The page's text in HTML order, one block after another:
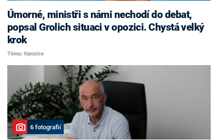
Úmorné, ministři s námi nechodí do debat,
popsal Grolich situaci v opozici. Chystá velký
krok
Téma: Opozice
6 fotografií